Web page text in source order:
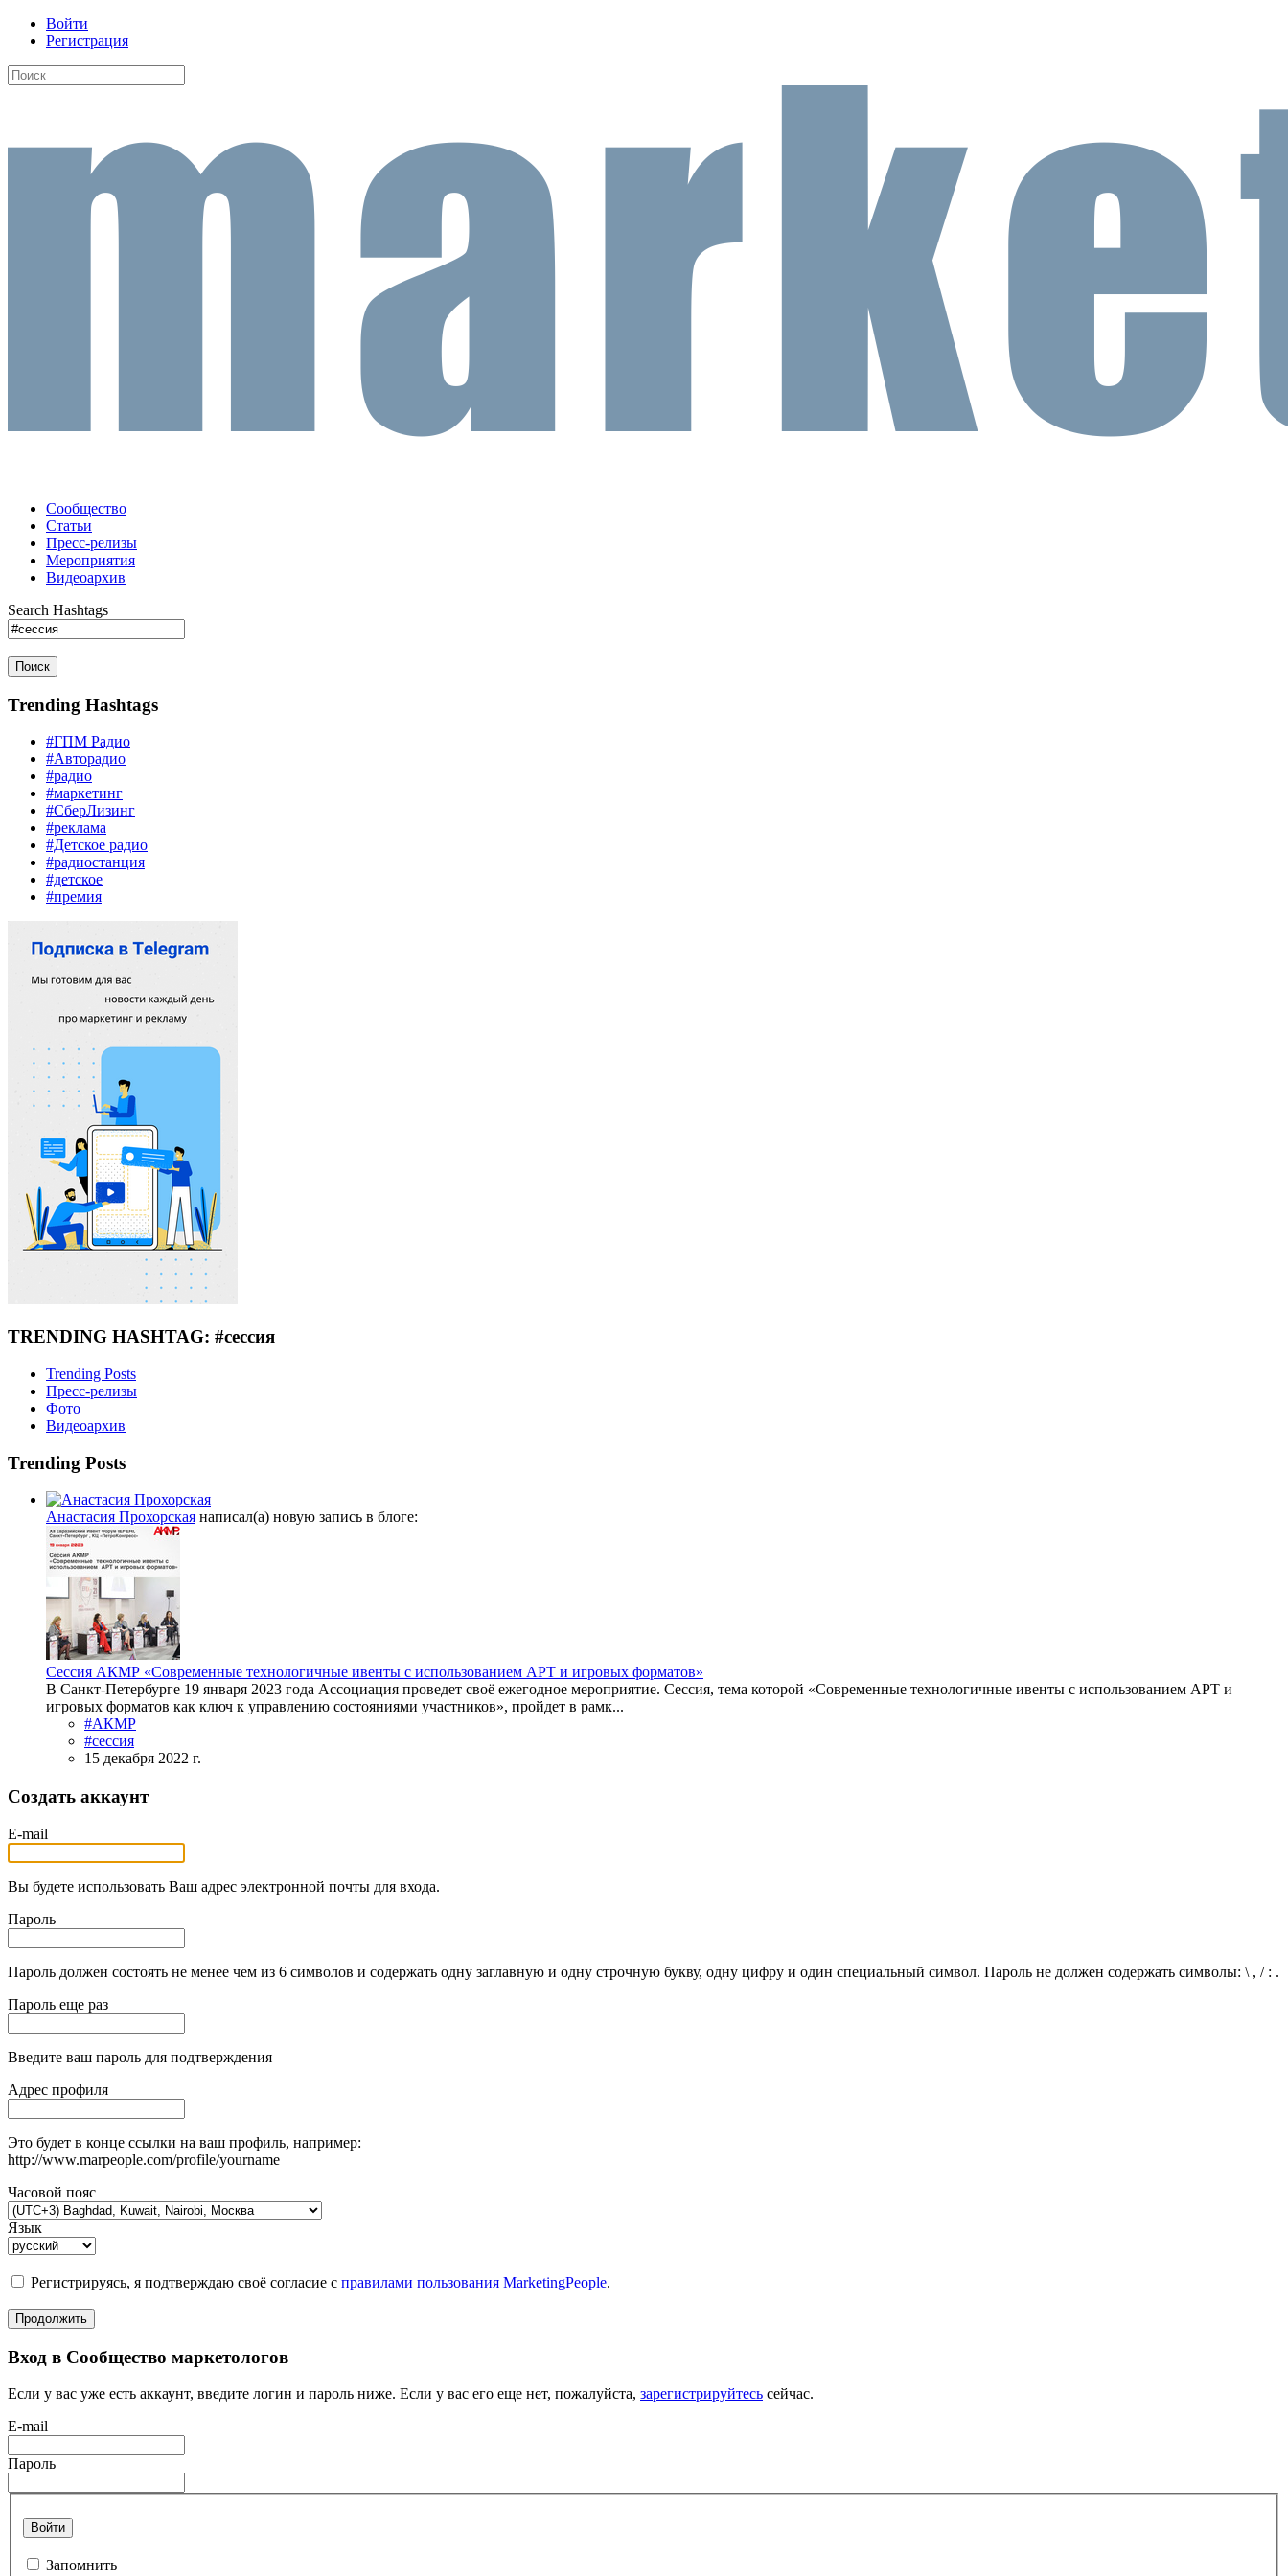
Войти
Регистрация
Сообщество
Статьи
Пресс-релизы
Мероприятия
Видеоархив
Search Hashtags
Поиск
Trending Hashtags
#ГПМ Радио
#Авторадио
#радио
#маркетинг
#СберЛизинг
#реклама
#Детское радио
#радиостанция
#детское
#премия
TRENDING HASHTAG: #сессия
Trending Posts
Пресс-релизы
Фото
Видеоархив
Trending Posts
Анастасия Прохорская написал(а) новую запись в блоге:
Сессия АКМР «Современные технологичные ивенты с использованием АРТ и игровых форматов»
В Санкт-Петербурге 19 января 2023 года Ассоциация проведет своё ежегодное мероприятие. Сессия, тема которой «Современные технологичные ивенты с использованием АРТ и
игровых форматов как ключ к управлению состояниями участников», пройдет в рамк...
#АКМР
#сессия
15 декабря 2022 г.
Создать аккаунт
E-mail
Вы будете использовать Ваш адрес электронной почты для входа.
Пароль
Пароль должен состоять не менее чем из 6 символов и содержать одну заглавную и одну строчную букву, одну цифру и один специальный символ. Пароль не должен содержать символы: \ , / : .
Пароль еще раз
Введите ваш пароль для подтверждения
Адрес профиля
Это будет в конце ссылки на ваш профиль, например:
http://www.marpeople.com/profile/yourname
Часовой пояс
Язык
Регистрируясь, я подтверждаю своё согласие с правилами пользования MarketingPeople.
Продолжить
Вход в Сообщество маркетологов
Если у вас уже есть аккаунт, введите логин и пароль ниже. Если у вас его еще нет, пожалуйста, зарегистрируйтесь сейчас.
E-mail
Пароль
Войти
Запомнить